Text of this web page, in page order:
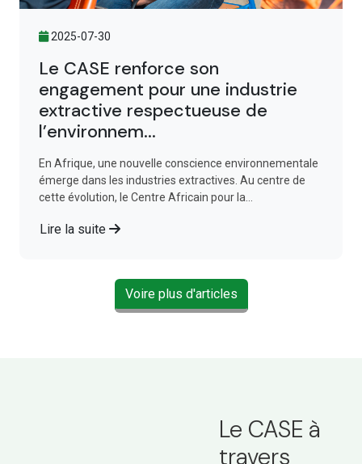
2025-07-30
Le CASE renforce son
engagement pour une industrie
extractive respectueuse de
l’environnem...
En Afrique, une nouvelle conscience environnementale
émerge dans les industries extractives. Au centre de
cette évolution, le Centre Africain pour la...
Lire la suite
Voire plus d'articles
Le CASE à
travers